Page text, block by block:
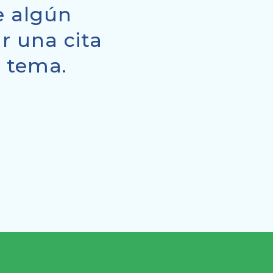
algún
una cita
tema.